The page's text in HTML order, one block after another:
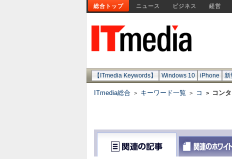
総合トップ ニュース ビジネス 経営
【ITmedia Keywords】 Windows 10 iPhone 新
ITmedia総合 > キーワード一覧 > コ > コン